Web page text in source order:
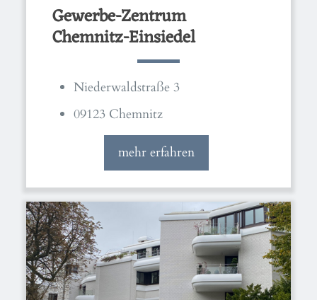
Gewerbe-Zentrum
Chemnitz-Einsiedel
Niederwaldstraße 3
09123 Chemnitz
mehr erfahren